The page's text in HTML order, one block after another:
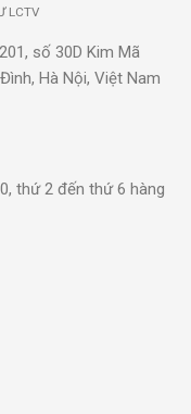
LCTV
số 30D Kim Mã
Hà Nội, Việt Nam
thứ 2 đến thứ 6 hàng